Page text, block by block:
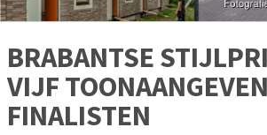
BRABANTSE
VIJF
FINALISTEN